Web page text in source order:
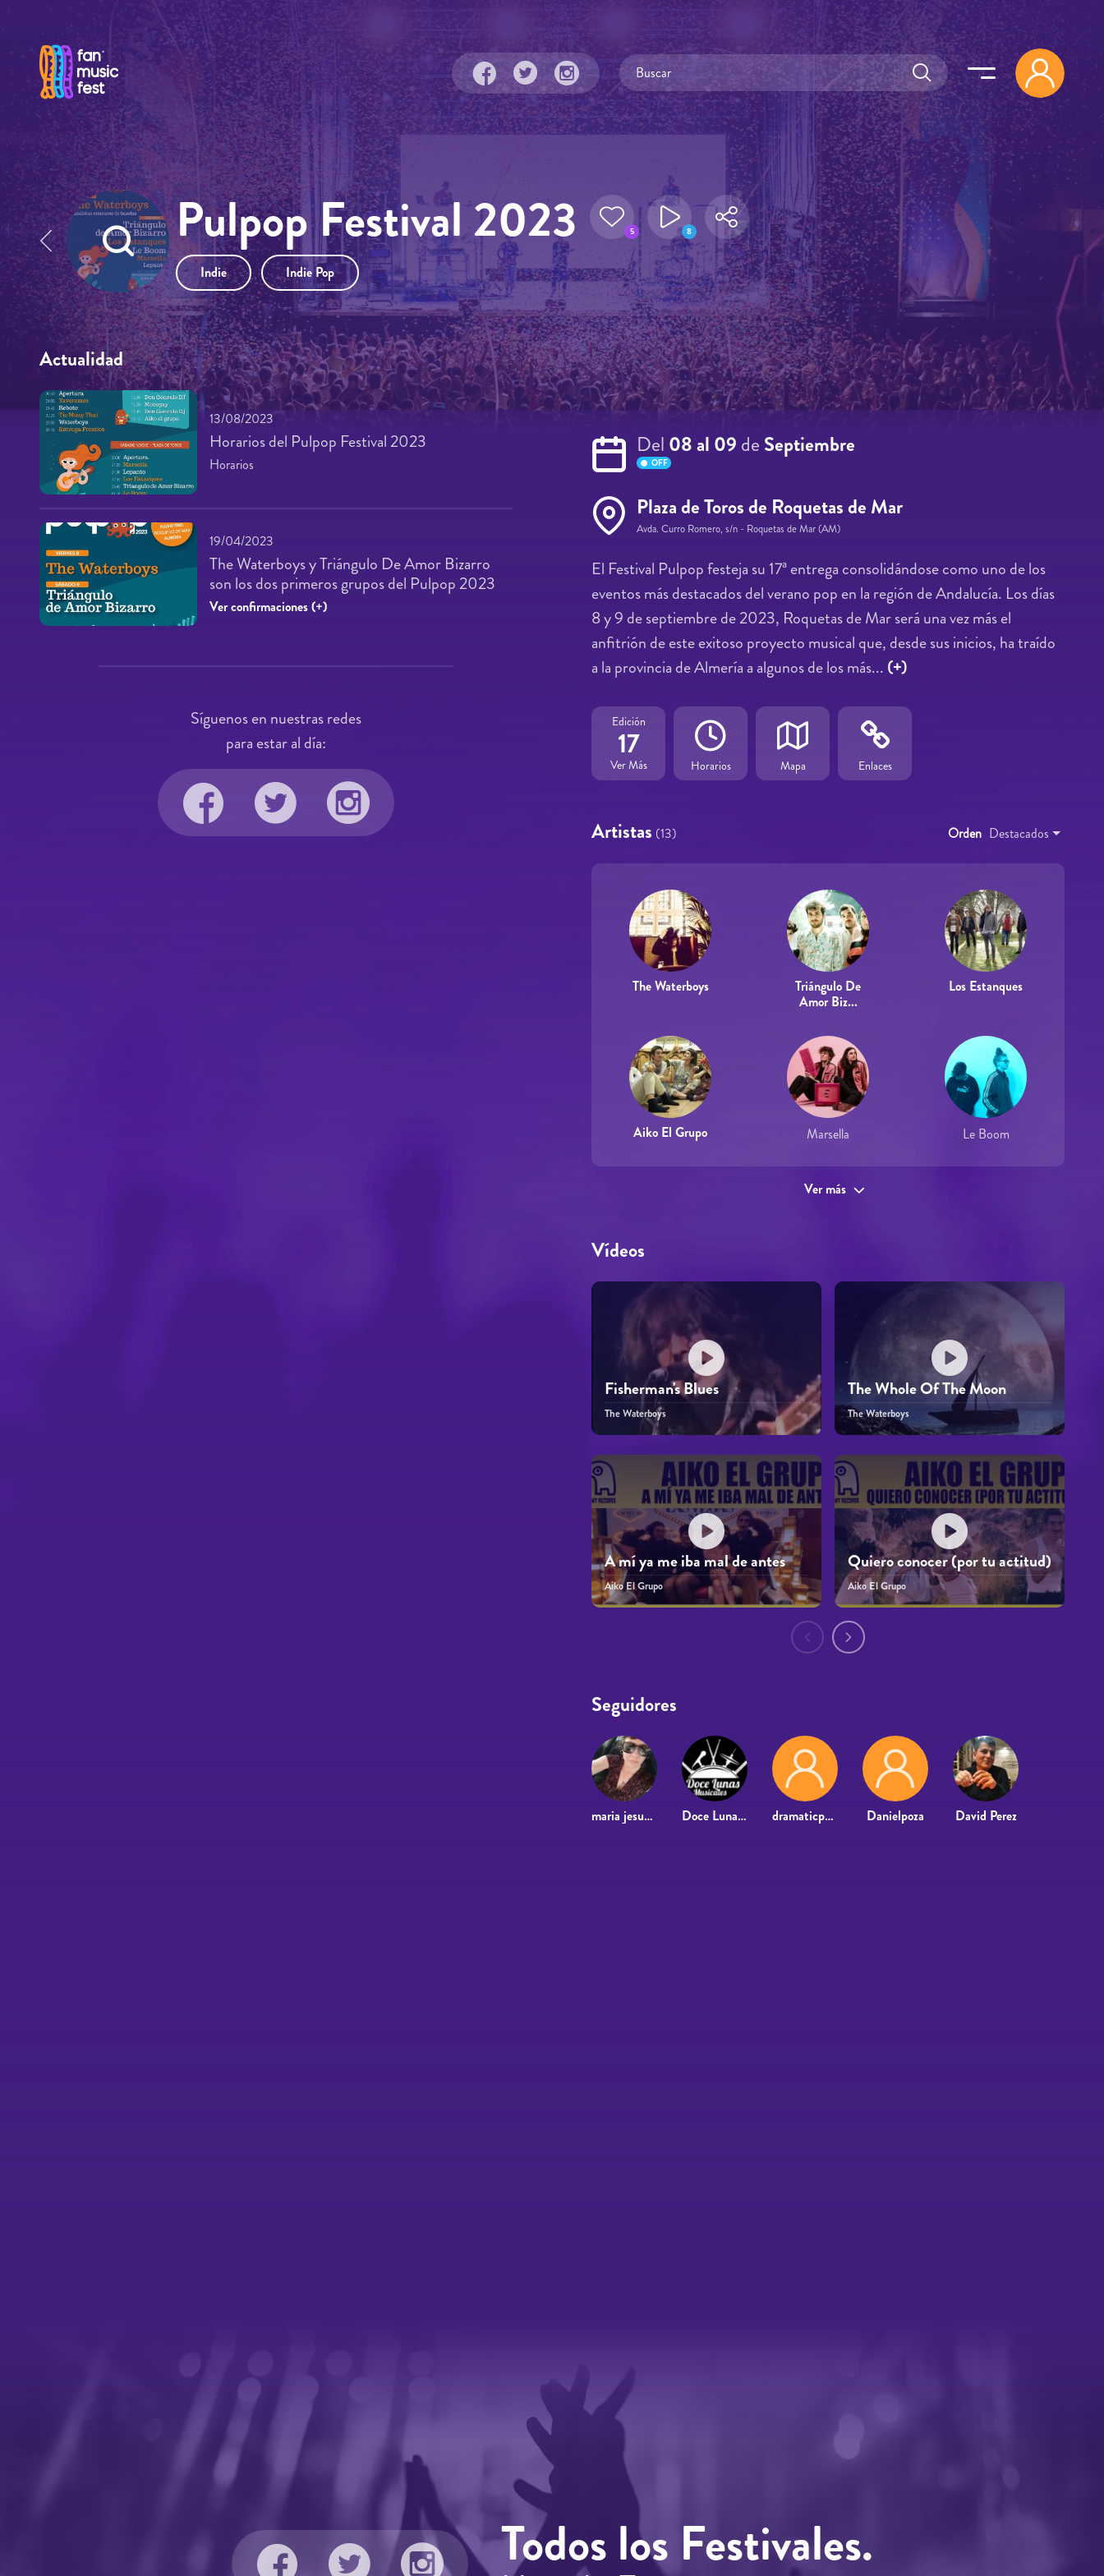
Pulpop Festival 2023 5 8
Indie Indie Pop
Del 08 al 09 de Septiembre
OFF
Plaza de Toros de Roquetas de Mar
Avda. Curro Romero, s/n - Roquetas de Mar (AM)
El Festival Pulpop festeja su 17ª entrega consolidándose como uno de los
eventos más destacados del verano pop en la región de Andalucía. Los días
8 y 9 de septiembre de 2023, Roquetas de Mar será una vez más el
anfitrión de este exitoso proyecto musical que, desde sus inicios, ha traído
a la provincia de Almería a algunos de los más... (+)
Edición
17
Ver Más Horarios Mapa Enlaces
Artistas (13) Orden Destacados
The Waterboys
Triángulo De
Amor Biz...
Los Estanques
Aiko El Grupo Marsella Le Boom
Ver más
Vídeos
Fisherman's Blues
The Waterboys
The Whole Of The Moon
The Waterboys
A mí ya me iba mal de antes
Aiko El Grupo
Quiero conocer (por tu actitud)
Aiko El Grupo
Seguidores
maria jesus navarro lopez Doce Lunas Musicales dramaticpacho Danielpoza David Perez
Actualidad
13/08/2023
Horarios del Pulpop Festival 2023
Horarios
19/04/2023
The Waterboys y Triángulo De Amor Bizarro
son los dos primeros grupos del Pulpop 2023
Ver confirmaciones (+)
Síguenos en nuestras redes
para estar al día:
Todos los Festivales.